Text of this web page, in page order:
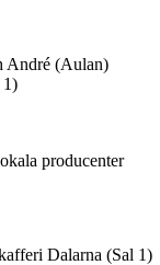
André (Aulan)
1)
producenter
Dalarna (Sal 1)